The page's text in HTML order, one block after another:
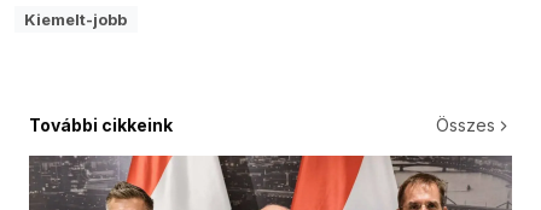
Kiemelt-jobb
További cikkeink Összes